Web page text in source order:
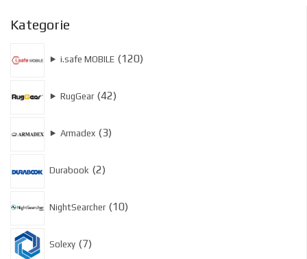
Kategorie
⯈ i.safe MOBILE 120
⯈ RugGear 42
⯈ Armadex 3
Durabook 2
NightSearcher 10
Solexy 7